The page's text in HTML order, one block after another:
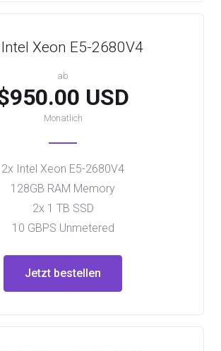
Xeon E5-2680V4
ab
USD
Monatlich
2x Intel Xeon E5-2680V4
128GB RAM Memory
2x 1 TB SSD
10 GBPS Unmetered
Jetzt bestellen